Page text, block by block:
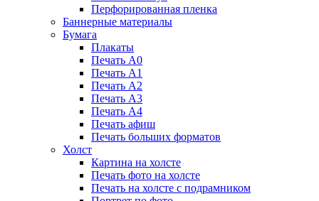
Перфорированная пленка
Баннерные материалы
Бумага
Плакаты
Печать А0
Печать А1
Печать А2
Печать А3
Печать А4
Печать афиш
Печать больших форматов
Холст
Картина на холсте
Печать фото на холсте
Печать на холсте с подрамником